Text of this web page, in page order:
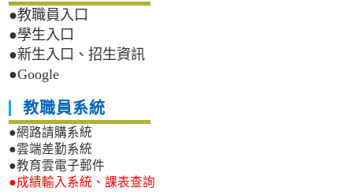
●教職員入口
●學生入口
●新生入口、招生資訊
●Google
教職員系統
●網路請購系統
●雲端差勤系統
●教育雲電子郵件
●成績輸入系統、課表查詢